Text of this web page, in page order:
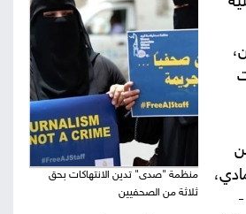
من
نحن
إتصل
البحث
منظمة "صدى" تدين الانتهاكات بحق
ثلاثة من الصحفيين